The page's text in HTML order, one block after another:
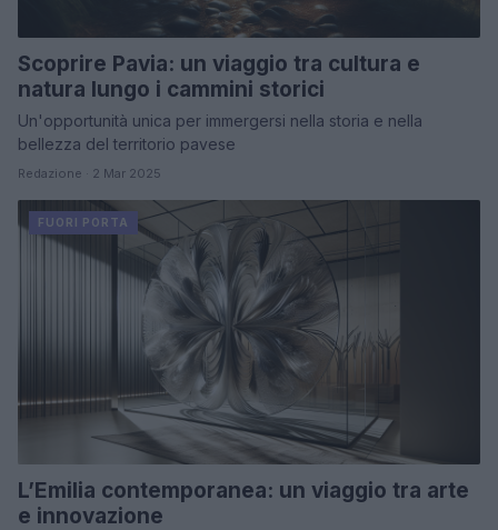
Scoprire Pavia: un viaggio tra cultura e
natura lungo i cammini storici
Un'opportunità unica per immergersi nella storia e nella
bellezza del territorio pavese
Redazione · 2 Mar 2025
FUORI PORTA
L’Emilia contemporanea: un viaggio tra arte
e innovazione